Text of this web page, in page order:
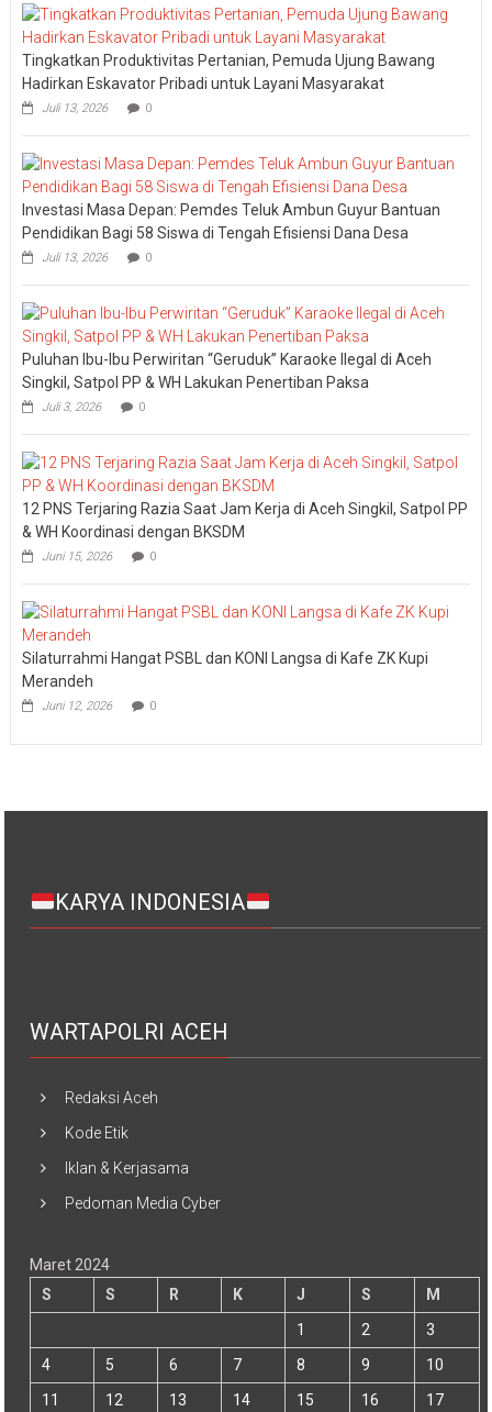
Tingkatkan Produktivitas Pertanian, Pemuda Ujung Bawang
Hadirkan Eskavator Pribadi untuk Layani Masyarakat
Juli 13, 2026 0
Investasi Masa Depan: Pemdes Teluk Ambun Guyur Bantuan
Pendidikan Bagi 58 Siswa di Tengah Efisiensi Dana Desa
Juli 13, 2026 0
Puluhan Ibu-Ibu Perwiritan “Geruduk” Karaoke Ilegal di Aceh
Singkil, Satpol PP & WH Lakukan Penertiban Paksa
Juli 3, 2026 0
12 PNS Terjaring Razia Saat Jam Kerja di Aceh Singkil, Satpol PP
& WH Koordinasi dengan BKSDM
Juni 15, 2026 0
Silaturrahmi Hangat PSBL dan KONI Langsa di Kafe ZK Kupi
Merandeh
Juni 12, 2026 0
KARYA INDONESIA
WARTAPOLRI ACEH
Redaksi Aceh
Kode Etik
Iklan & Kerjasama
Pedoman Media Cyber
Maret 2024
S
S R K J S
M
1
2
3
4
5 6 7 8 9
10
11
12 13 14 15 16 17